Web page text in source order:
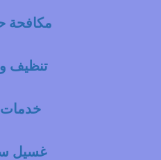
مكافحة
تنظيف
غسيل